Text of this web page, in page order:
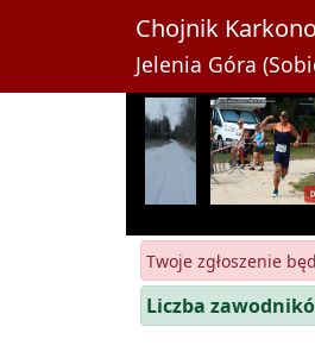
Chojnik
Jelenia Góra
Twoje zgłoszenie
Liczba